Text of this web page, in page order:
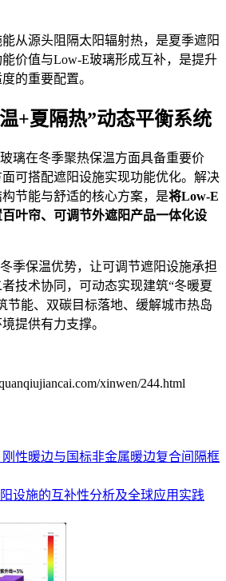
从源头阻隔太阳辐射热，是夏季遮阳
价值与Low-E玻璃形成互补，是提升
的重要配置。
+夏隔热”动态平衡系统
璃在冬季聚热保温方面具备重要价
可搭配遮阳设施实现功能优化。解决
节能与舒适的核心方案，是将Low-E
叶帘、可调节外遮阳产品一体化设
季保温优势，让可调节遮阳设施承担
技术协同，可动态实现建筑“冬暖夏
节能、双碳目标落地、缓解城市热岛
提供有力支撑。
xinwen/244.html
性暖边与国标非金属暖边复合间隔框
设施的互补性分析及全球应用实践